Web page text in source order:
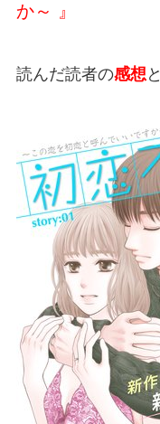
か～ 』
読んだ読者の感想と